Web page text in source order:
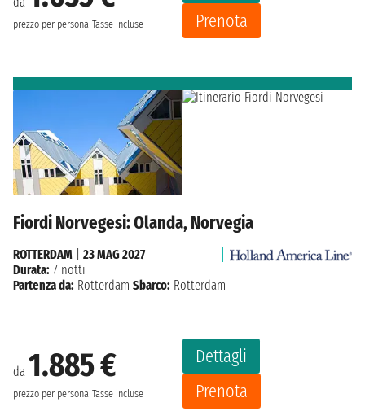
prezzo per persona Tasse incluse
Prenota
Fiordi Norvegesi: Olanda, Norvegia
da 1.885 €
prezzo per persona Tasse incluse
Dettagli
Prenota
ROTTERDAM
23 MAG 2027
Durata: 7 notti
Partenza da: Rotterdam Sbarco: Rotterdam